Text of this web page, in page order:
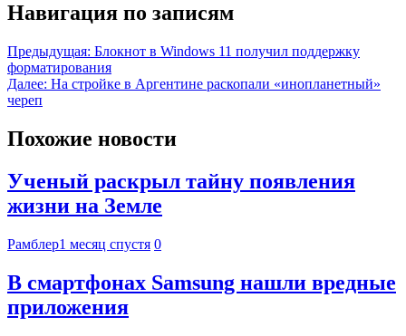
Навигация по записям
Предыдущая: Блокнот в Windows 11 получил поддержку
форматирования
Далее: На стройке в Аргентине раскопали «инопланетный»
череп
Похожие новости
Ученый раскрыл тайну появления
жизни на Земле
Рамблер1 месяц спустя 0
В смартфонах Samsung нашли вредные
приложения